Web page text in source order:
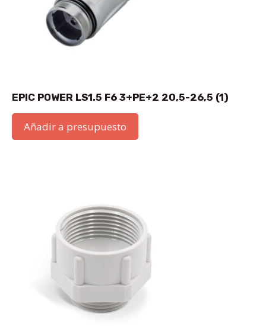
EPIC POWER LS1.5 F6 3+PE+2 20,5-26,5 (1)
Añadir a presupuesto